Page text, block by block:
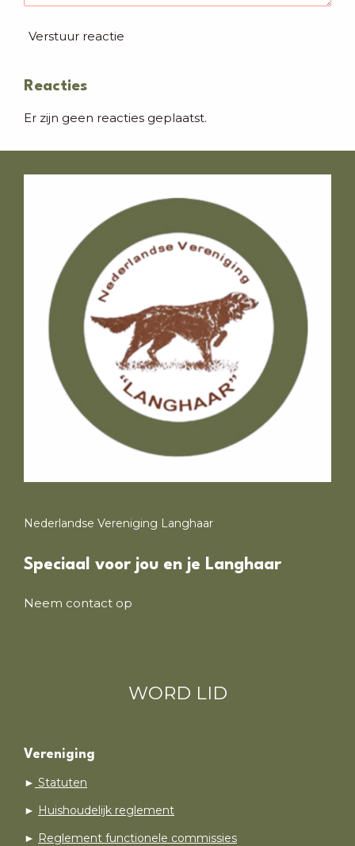
Verstuur reactie
Reacties
Er zijn geen reacties geplaatst.
Nederlandse Vereniging Langhaar
Speciaal voor jou en je Langhaar
Neem contact op
WORD LID
Vereniging
► Statuten
► Huishoudelijk reglement
► Reglement functionele commissies